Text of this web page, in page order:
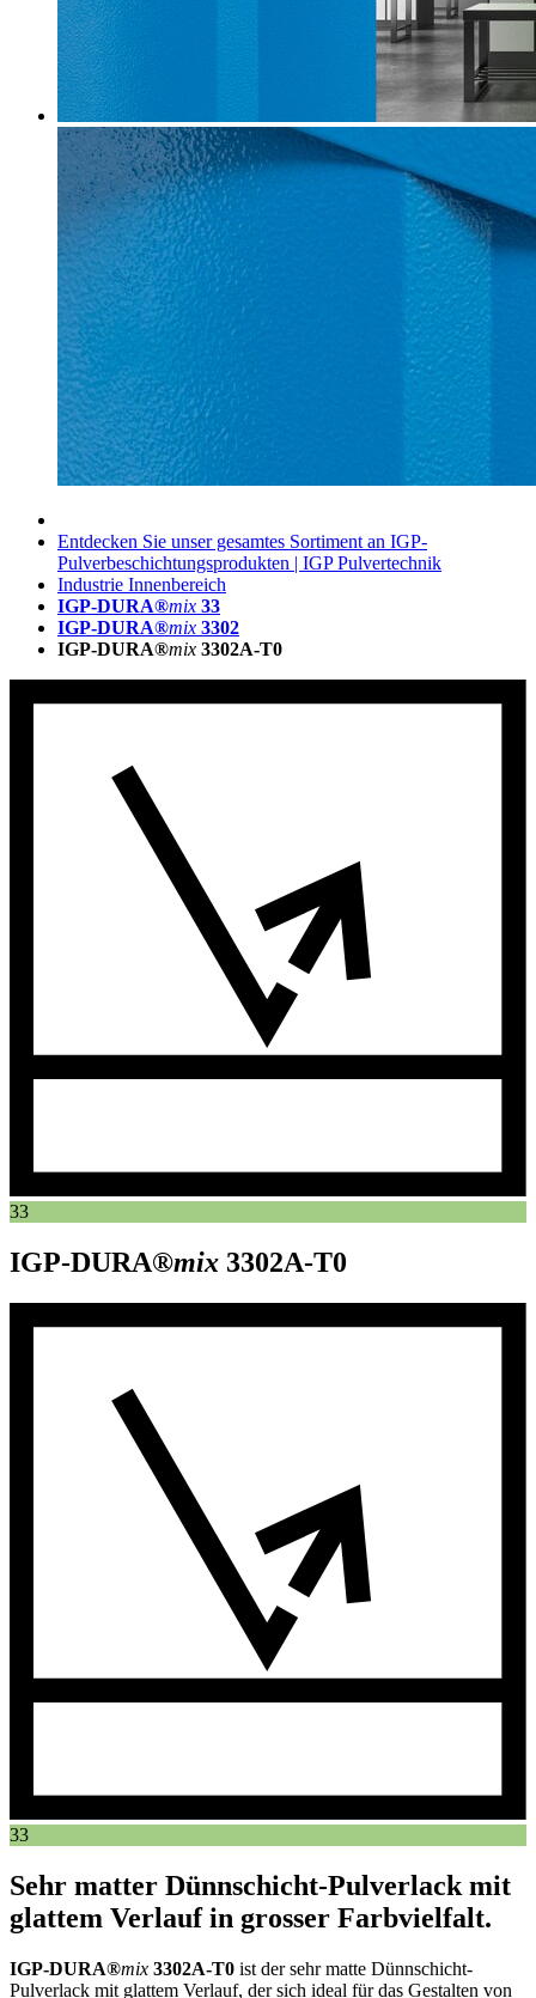
Entdecken Sie unser gesamtes Sortiment an IGP-
Pulverbeschichtungsprodukten | IGP Pulvertechnik
Industrie Innenbereich
IGP-DURA®mix 33
IGP-DURA®mix 3302
IGP-DURA®mix 3302A-T0
33
IGP-DURA®mix 3302A-T0
33
Sehr matter Dünnschicht-Pulverlack mit
glattem Verlauf in grosser Farbvielfalt.
IGP-DURA®mix 3302A-T0 ist der sehr matte Dünnschicht-
Pulverlack mit glattem Verlauf, der sich ideal für das Gestalten von